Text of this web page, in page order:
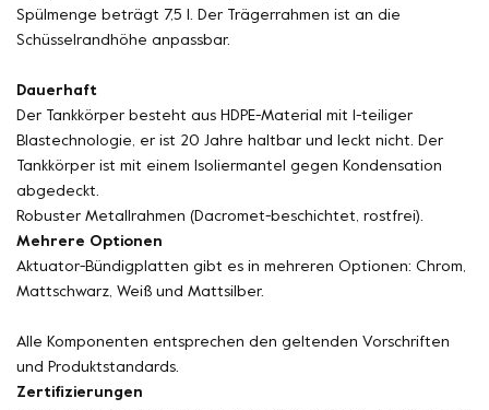
Spülmenge beträgt 7,5 l. Der Trägerrahmen ist an die
Schüsselrandhöhe anpassbar.
Dauerhaft
Der Tankkörper besteht aus HDPE-Material mit 1-teiliger
Blastechnologie, er ist 20 Jahre haltbar und leckt nicht. Der
Tankkörper ist mit einem Isoliermantel gegen Kondensation
abgedeckt.
Robuster Metallrahmen (Dacromet-beschichtet, rostfrei).
Mehrere Optionen
Aktuator-Bündigplatten gibt es in mehreren Optionen: Chrom,
Mattschwarz, Weiß und Mattsilber.
Alle Komponenten entsprechen den geltenden Vorschriften
und Produktstandards.
Zertifizierungen